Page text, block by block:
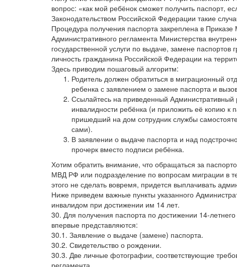
вопрос: «как мой ребёнок сможет получить паспорт,
Законодательством Российской Федерации такие
Процедура получения паспорта закреплена в
Административного регламента Министерства
государственной услуги по выдаче, замене
личность гражданина Российской Федерации на
Здесь приводим пошаговый алгоритм:
Родитель должен обратиться в миграционный
ребенка с заявлением о замене паспорта и
Ссылайтесь на приведенный Административный
инвалидности ребёнка (и приложить её копию к
пришедший на дом сотрудник службы
сами).
В заявлении о выдаче паспорта и над
прочерк вместо подписи ребёнка.
Хотим обратить внимание, что обращаться за
МВД РФ или подразделение по вопросам миграции в
этого не сделать вовремя, придется выплачивать
Ниже приведем важные пункты указанного
инвалидом при достижении им 14 лет.
30. Для получения паспорта по достижении 14-
впервые представляются:
30.1. Заявление о выдаче (замене) паспорта.
30.2. Свидетельство о рождении.
30.3. Две личные фотографии, соответствующие